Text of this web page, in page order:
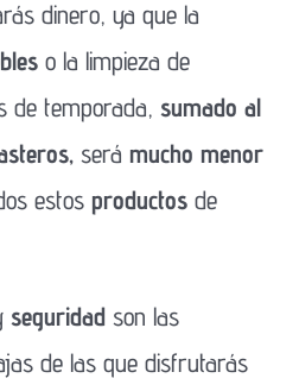
dinero, ya que la
o la limpieza de
de temporada, sumado al
será mucho menor
estos productos de
seguridad son las
de las que disfrutarás